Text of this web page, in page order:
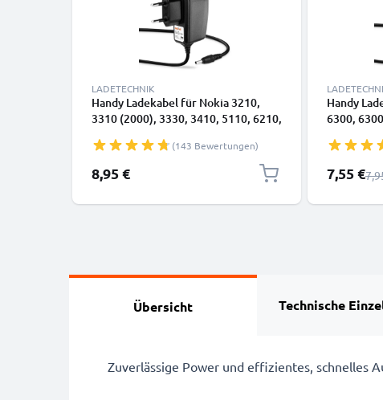
LADETECHNIK
Handy Ladekabel für Nokia 3210,
3310 (2000), 3330, 3410, 5110, 6210,
8850 Smartphone - 0.5A / 500mA
3.5mm Ladegerät 1.4m,
Handyladekabel
(143 Bewertungen)
8,95 €
Handy
6300,
N8
2.0mm
7,55 €
Übersicht Technische
Zuverlässige Power und effizientes, schnelles